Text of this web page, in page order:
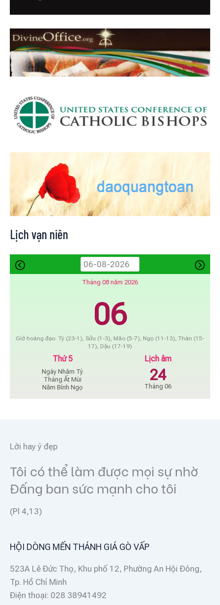
Lịch vạn niên
Tháng 08 năm 2026
06
Giờ hoàng đạo: Tý (23-1), Sửu (1-3), Mão (5-7), Ngọ (11-13), Thân (15-
17), Dậu (17-19)
Thứ 5
Ngày Nhâm Tý
Tháng Ất Mùi
Năm Bính Ngọ
Lịch âm
24
Tháng 06
Lời hay ý đẹp
Tôi có thể làm được mọi sự nhờ
Đấng ban sức mạnh cho tôi
(Pl 4,13)
HỘI DÒNG MẾN THÁNH GIÁ GÒ VẤP
523A Lê Đức Thọ, Khu phố 12, Phường An Hội Đông,
Tp. Hồ Chí Minh
Điện thoại: 028 38941492